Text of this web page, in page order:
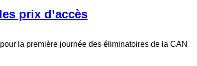
prix d’accès
la première journée des éliminatoires de la CAN